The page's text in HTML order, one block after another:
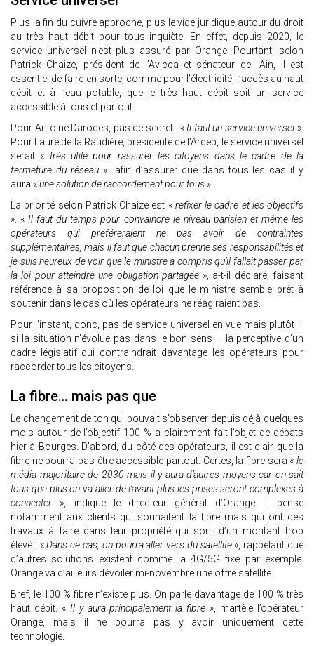
Plus la fin du cuivre approche, plus le vide juridique autour du droit
au très haut débit pour tous inquiète. En effet, depuis 2020, le
service universel n’est plus assuré par Orange. Pourtant, selon
Patrick Chaize, président de l’Avicca et sénateur de l’Ain, il est
essentiel de faire en sorte, comme pour l’électricité, l’accès au haut
débit et à l’eau potable, que le très haut débit soit un service
accessible à tous et partout.
Pour Antoine Darodes, pas de secret : «Il faut un service universel ».
Pour Laure de la Raudière, présidente de l’Arcep, le service universel
serait « très utile pour rassurer les citoyens dans le cadre de la
fermeture du réseau » afin d’assurer que dans tous les cas il y
aura «une solution de raccordement pour tous ».
La priorité selon Patrick Chaize est «refixer le cadre et les objectifs
». «Il faut du temps pour convaincre le niveau parisien et même les
opérateurs qui préféreraient ne pas avoir de contraintes
supplémentaires, mais il faut que chacun prenne ses responsabilités et
je suis heureux de voir que le ministre a compris qu’il fallait passer par
la loi pour atteindre une obligation partagée», a-t-il déclaré, faisant
référence à sa proposition de loi que le ministre semble prêt à
soutenir dans le cas où les opérateurs ne réagiraient pas.
Pour l’instant, donc, pas de service universel en vue mais plutôt –
si la situation n’évolue pas dans le bon sens – la perceptive d’un
cadre législatif qui contraindrait davantage les opérateurs pour
raccorder tous les citoyens.
La fibre… mais pas que
Le changement de ton qui pouvait s’observer depuis déjà quelques
mois autour de l’objectif 100 % a clairement fait l’objet de débats
hier à Bourges. D’abord, du côté des opérateurs, il est clair que la
fibre ne pourra pas être accessible partout. Certes, la fibre sera « le
média majoritaire de 2030 mais il y aura d’autres moyens car on sait
tous que plus on va aller de l’avant plus les prises seront complexes à
connecter », indique le directeur général d’Orange. Il pense
notamment aux clients qui souhaitent la fibre mais qui ont des
travaux à faire dans leur propriété qui sont d’un montant trop
élevé : «Dans ce cas, on pourra aller vers du satellite», rappelant que
d’autres solutions existent comme la 4G/5G fixe par exemple.
Orange va d’ailleurs dévoiler mi-novembre une offre satellite.
Bref, le 100 % fibre n’existe plus. On parle davantage de 100 % très
haut débit. «Il y aura principalement la fibre », martèle l’opérateur
Orange, mais il ne pourra pas y avoir uniquement cette
technologie.